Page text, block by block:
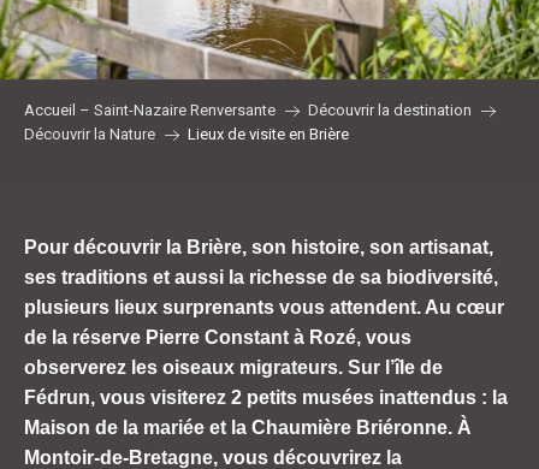
Accueil – Saint-Nazaire Renversante
Découvrir la destination
Découvrir la Nature
Lieux de visite en Brière
Pour découvrir la Brière, son histoire, son artisanat,
ses traditions et aussi la richesse de sa biodiversité,
plusieurs lieux surprenants vous attendent. Au cœur
de la réserve Pierre Constant à Rozé, vous
observerez les oiseaux migrateurs. Sur l’île de
Fédrun, vous visiterez 2 petits musées inattendus : la
Maison de la mariée et la Chaumière Briéronne. À
Montoir-de-Bretagne, vous découvrirez la